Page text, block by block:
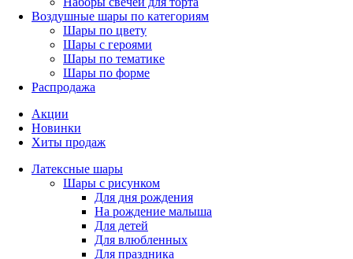
Воздушные шары по категориям
Шары по цвету
Шары с героями
Шары по тематике
Шары по форме
Распродажа
Акции
Новинки
Хиты продаж
Латексные шары
Шары с рисунком
Для дня рождения
На рождение малыша
Для детей
Для влюбленных
Для праздника